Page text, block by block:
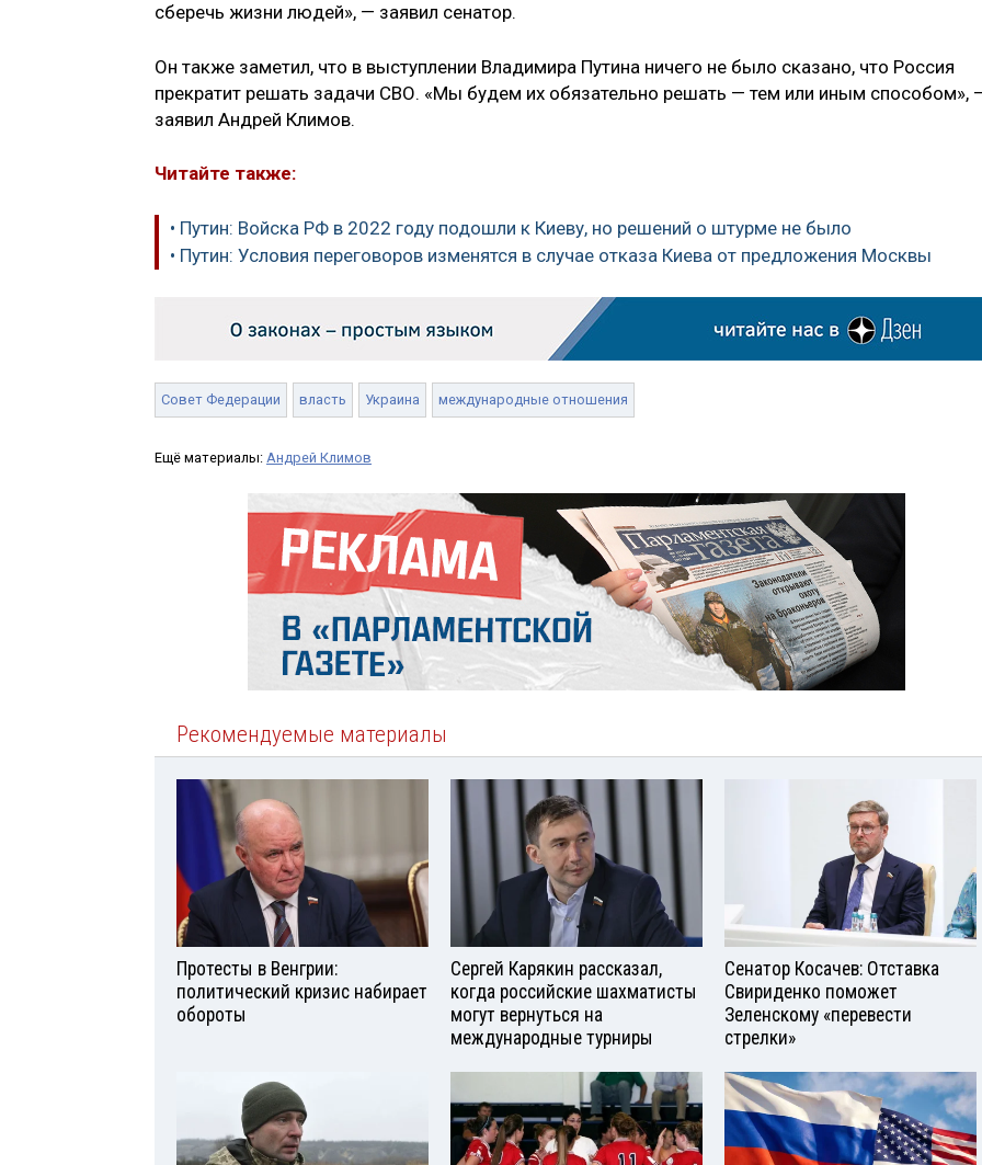
сберечь жизни людей», — заявил сенатор.
Он также заметил, что в выступлении Владимира Путина ничего не было сказано, что Россия
прекратит решать задачи СВО. «Мы будем их обязательно решать — тем или иным способом»,
заявил Андрей Климов.
Читайте также:
• Путин: Войска РФ в 2022 году подошли к Киеву, но решений о штурме не было
• Путин: Условия переговоров изменятся в случае отказа Киева от предложения Москвы
Совет Федерации власть Украина международные отношения
Ещё материалы: Андрей Климов
Рекомендуемые материалы
Протесты в Венгрии:
политический кризис набирает
обороты
Сергей Карякин рассказал,
когда российские шахматисты
могут вернуться на
международные турниры
Сенатор Косачев: Отставка
Свириденко поможет
Зеленскому «перевести
стрелки»